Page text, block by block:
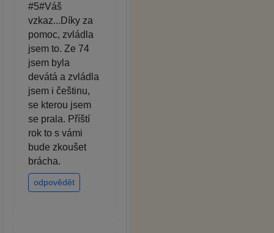
#5#Váš
vzkaz...Díky za
pomoc, zvládla
jsem to. Ze 74
jsem byla
devátá a zvládla
jsem i češtinu,
se kterou jsem
se prala. Příští
rok to s vámi
bude zkoušet
brácha.
odpovědět